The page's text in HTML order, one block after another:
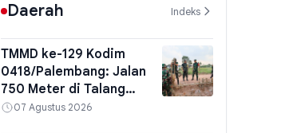
Daerah Indeks
TMMD ke-129 Kodim
0418/Palembang: Jalan
750 Meter di Talang
Jambe Jadi Prioritas, Tim
07 Agustus 2026